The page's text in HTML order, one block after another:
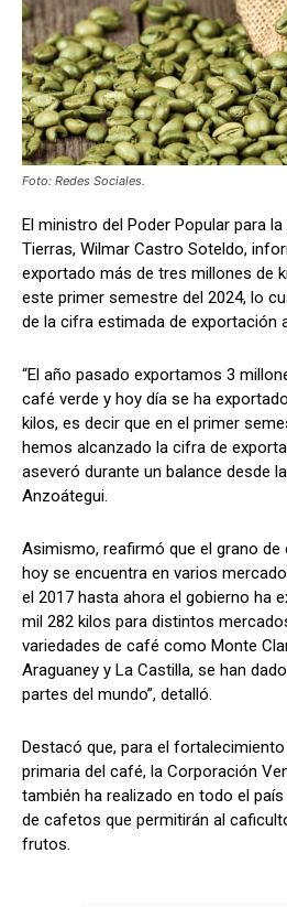
Foto: Redes Sociales.
El ministro del Poder Popular para
Tierras, Wilmar Castro Soteldo,
exportado más de tres millones de
este primer semestre del 2024, lo
de la cifra estimada de exportación
“El año pasado exportamos 3
café verde y hoy día se ha
kilos, es decir que en el primer
hemos alcanzado la cifra de
aseveró durante un balance desde
Anzoátegui.
Asimismo, reafirmó que el grano de
hoy se encuentra en varios
el 2017 hasta ahora el gobierno ha
mil 282 kilos para distintos
variedades de café como Monte
Araguaney y La Castilla, se han
partes del mundo”, detalló.
Destacó que, para el
primaria del café, la Corporación
también ha realizado en todo el
de cafetos que permitirán al
frutos.